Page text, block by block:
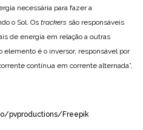
necessária para fazer a
o Sol. Os trackers são responsáveis
de energia em relação a outras
é o inversor, responsável por
contínua em corrente alternada”,
pvproductions/Freepik